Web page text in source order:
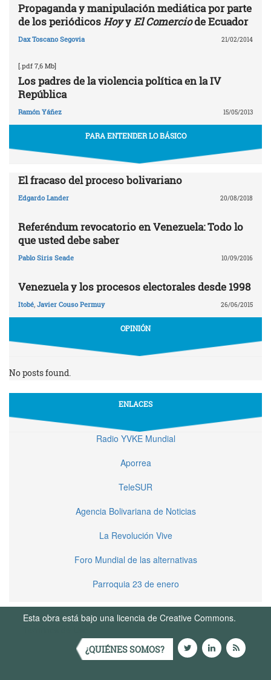
Propaganda y manipulación mediática por parte
de los periódicosHoyyEl Comerciode Ecuador
Dax Toscano Segovia 21/02/2014
[.pdf 7,6 Mb]
Los padres de la violencia política en la IV
República
Ramón Yáñez 15/05/2013
PARA ENTENDER LO BÁSICO
El fracaso del proceso bolivariano
Edgardo Lander 20/08/2018
Referéndum revocatorio en Venezuela: Todo lo
que usted debe saber
Pablo Siris Seade 10/09/2016
Venezuela y los procesos electorales desde 1998
Itobé, Javier Couso Permuy 26/06/2015
OPINIÓN
No posts found.
ENLACES
Radio YVKE Mundial
Aporrea
TeleSUR
Agencia Bolivariana de Noticias
La Revolución Vive
Foro Mundial de las alternativas
Parroquia 23 de enero
Esta obra está bajo una licencia de Creative Commons.
¿QUIÉNES SOMOS?